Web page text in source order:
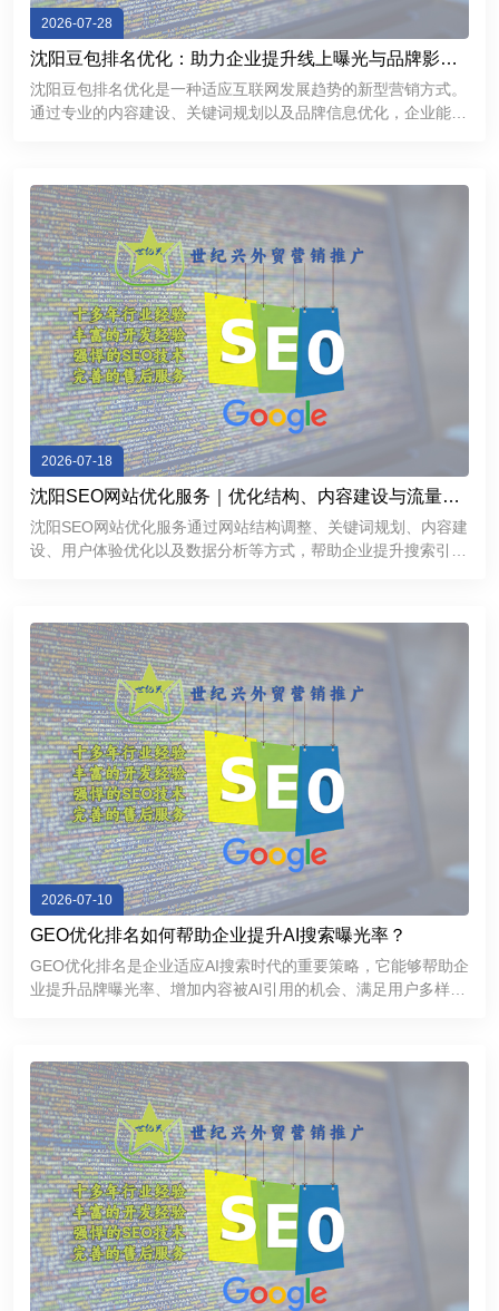
2026-07-28
沈阳豆包排名优化：助力企业提升线上曝光与品牌影响
力
沈阳豆包排名优化是一种适应互联网发展趋势的新型营销方式。
通过专业的内容建设、关键词规划以及品牌信息优化，企业能够
2026-07-18
沈阳SEO网站优化服务｜优化结构、内容建设与流量增
长方案
沈阳SEO网站优化服务通过网站结构调整、关键词规划、内容建
设、用户体验优化以及数据分析等方式，帮助企业提升搜索引擎
度，还能够成为持
2026-07-10
GEO优化排名如何帮助企业提升AI搜索曝光率？
GEO优化排名是企业适应AI搜索时代的重要策略，它能够帮助企
业提升品牌曝光率、增加内容被AI引用的机会、满足用户多样化